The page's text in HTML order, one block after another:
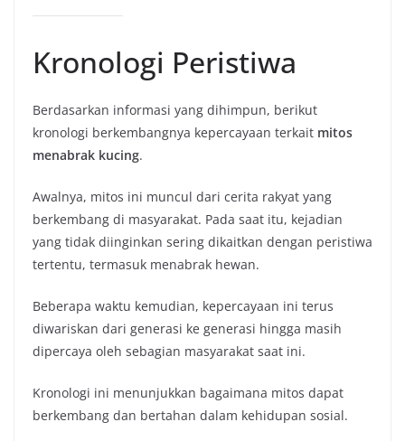
Kronologi Peristiwa
Berdasarkan informasi yang dihimpun, berikut
kronologi berkembangnya kepercayaan terkait mitos
menabrak kucing.
Awalnya, mitos ini muncul dari cerita rakyat yang
berkembang di masyarakat. Pada saat itu, kejadian
yang tidak diinginkan sering dikaitkan dengan peristiwa
tertentu, termasuk menabrak hewan.
Beberapa waktu kemudian, kepercayaan ini terus
diwariskan dari generasi ke generasi hingga masih
dipercaya oleh sebagian masyarakat saat ini.
Kronologi ini menunjukkan bagaimana mitos dapat
berkembang dan bertahan dalam kehidupan sosial.